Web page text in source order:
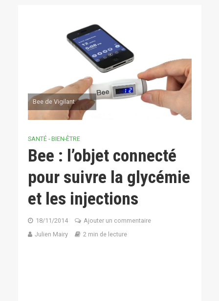
Bee de Vigilant
SANTÉ - BIEN-ÊTRE
Bee : l’objet connecté
pour suivre la glycémie
et les injections
18/11/2014
Ajouter un commentaire
Julien Mairy
2 min de lecture